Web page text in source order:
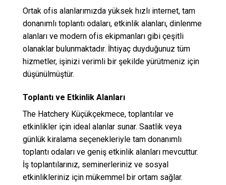
Ortak ofis alanlarımızda yüksek hızlı internet, tam
donanımlı toplantı odaları, etkinlik alanları, dinlenme
alanları ve modern ofis ekipmanları gibi çeşitli
olanaklar bulunmaktadır. İhtiyaç duyduğunuz tüm
hizmetler, işinizi verimli bir şekilde yürütmeniz için
düşünülmüştür.
Toplantı ve Etkinlik Alanları
The Hatchery Küçükçekmece, toplantılar ve
etkinlikler için ideal alanlar sunar. Saatlik veya
günlük kiralama seçenekleriyle tam donanımlı
toplantı odaları ve geniş etkinlik alanları mevcuttur.
İş toplantılarınız, seminerleriniz ve sosyal
etkinlikleriniz için mükemmel bir ortam sağlar.